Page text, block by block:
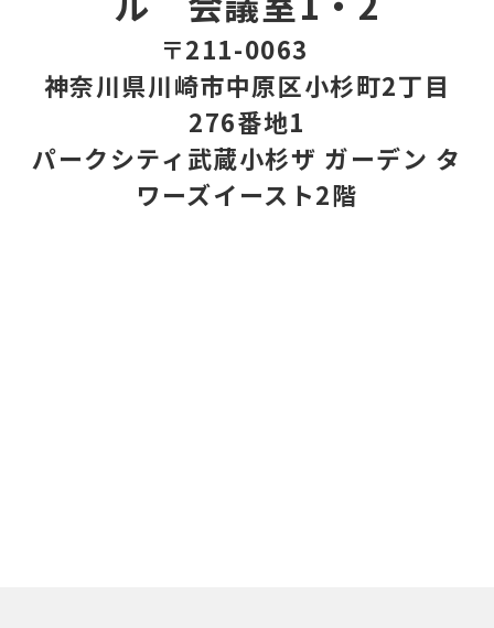
〒211-0063
神奈川県川崎市中原区小杉町2丁目
276番地1
パークシティ武蔵小杉ザ ガーデン タ
ワーズイースト2階